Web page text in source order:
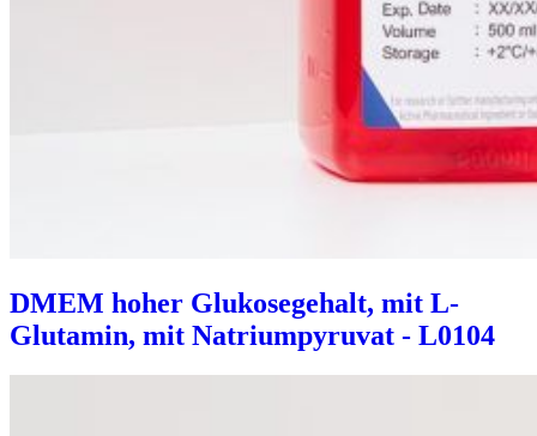
DMEM hoher Glukosegehalt, mit L-
Glutamin, mit Natriumpyruvat - L0104